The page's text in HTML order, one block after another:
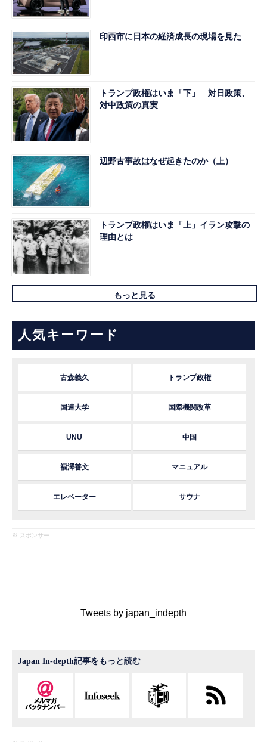
印西市に日本の経済成長の現場を見た
トランプ政権はいま「下」 対日政策、
対中政策の真実
辺野古事故はなぜ起きたのか（上）
トランプ政権はいま「上」イラン攻撃の
理由とは
もっと見る
人気キーワード
古森義久 トランプ政権
国連大学 国際機関改革
UNU 中国
福澤善文 マニュアル
エレベーター サウナ
※ スポンサー
Tweets by japan_indepth
Japan In-depth記事をもっと読む